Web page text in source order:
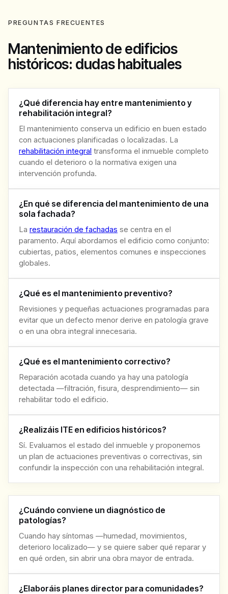
PREGUNTAS FRECUENTES
Mantenimiento de edificios
históricos: dudas habituales
¿Qué diferencia hay entre mantenimiento y
rehabilitación integral?
El mantenimiento conserva un edificio en buen estado
con actuaciones planificadas o localizadas. La
rehabilitación integral transforma el inmueble completo
cuando el deterioro o la normativa exigen una
intervención profunda.
¿En qué se diferencia del mantenimiento de una
sola fachada?
La restauración de fachadas se centra en el
paramento. Aquí abordamos el edificio como conjunto:
cubiertas, patios, elementos comunes e inspecciones
globales.
¿Qué es el mantenimiento preventivo?
Revisiones y pequeñas actuaciones programadas para
evitar que un defecto menor derive en patología grave
o en una obra integral innecesaria.
¿Qué es el mantenimiento correctivo?
Reparación acotada cuando ya hay una patología
detectada —filtración, fisura, desprendimiento— sin
rehabilitar todo el edificio.
¿Realizáis ITE en edificios históricos?
Sí. Evaluamos el estado del inmueble y proponemos
un plan de actuaciones preventivas o correctivas, sin
confundir la inspección con una rehabilitación integral.
¿Cuándo conviene un diagnóstico de
patologías?
Cuando hay síntomas —humedad, movimientos,
deterioro localizado— y se quiere saber qué reparar y
en qué orden, sin abrir una obra mayor de entrada.
¿Elaboráis planes director para comunidades?